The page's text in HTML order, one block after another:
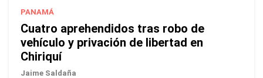
PANAMÁ
Cuatro aprehendidos tras robo de
vehículo y privación de libertad en
Chiriquí
Jaime Saldaña